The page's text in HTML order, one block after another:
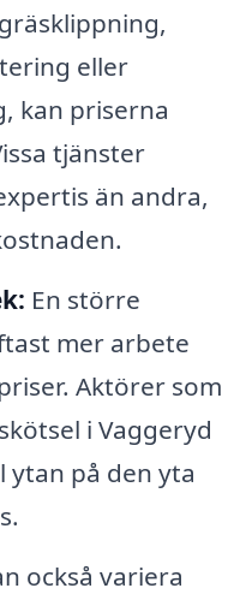
eller
kan priserna
tjänster
än andra,
En större
mer arbete
Aktörer som
i Vaggeryd
på den yta
också variera